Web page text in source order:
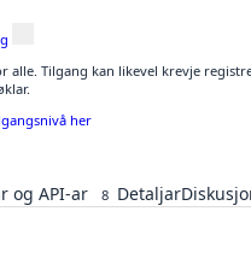
alle. Tilgang kan likevel krevje
her
og API-ar 8 Detaljar